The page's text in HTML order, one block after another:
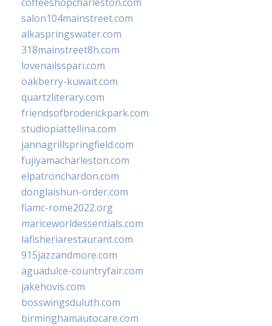
salon104mainstreet.com
alkaspringswater.com
318mainstreet8h.com
lovenailsspari.com
oakberry-kuwait.com
quartzliterary.com
friendsofbroderickpark.com
studiopiattellina.com
jannagrillspringfield.com
fujiyamacharleston.com
elpatronchardon.com
donglaishun-order.com
fiamc-rome2022.org
mariceworldessentials.com
lafisheriarestaurant.com
915jazzandmore.com
aguadulce-countryfair.com
jakehovis.com
bosswingsduluth.com
birminghamautocare.com